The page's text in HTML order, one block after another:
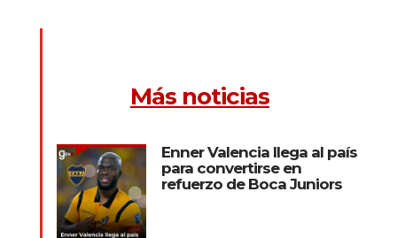
Más noticias
Enner Valencia llega al país
para convertirse en
refuerzo de Boca Juniors